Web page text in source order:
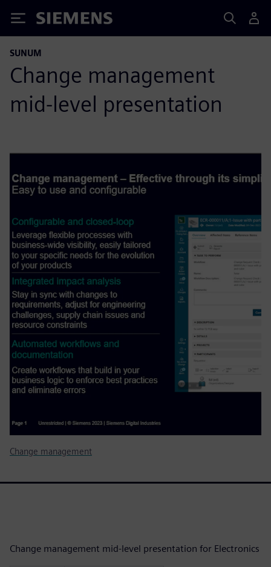
Siemens
SUNUM
Change management
mid-level presentation
Change management
Change management mid-level presentation for Electronics